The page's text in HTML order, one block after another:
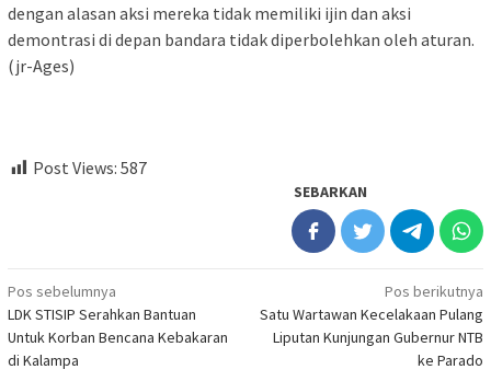
dengan alasan aksi mereka tidak memiliki ijin dan aksi
demontrasi di depan bandara tidak diperbolehkan oleh aturan.
(jr-Ages)
Post Views: 587
SEBARKAN
Navigasi
pos
Pos sebelumnya
LDK STISIP Serahkan Bantuan
Untuk Korban Bencana Kebakaran
di Kalampa
Pos berikutnya
Satu Wartawan Kecelakaan Pulang
Liputan Kunjungan Gubernur NTB
ke Parado